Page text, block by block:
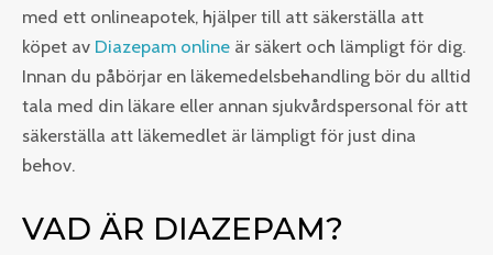
med ett onlineapotek, hjälper till att säkerställa att
köpet av Diazepam online är säkert och lämpligt för dig.
Innan du påbörjar en läkemedelsbehandling bör du alltid
tala med din läkare eller annan sjukvårdspersonal för att
säkerställa att läkemedlet är lämpligt för just dina
behov.
VAD ÄR DIAZEPAM?